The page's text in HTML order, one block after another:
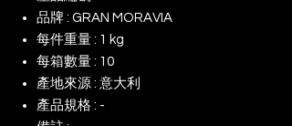
品牌 : GRAN MORAVIA
每件重量 : 1 kg
每箱數量 : 10
產地來源 : 意大利
產品規格 : -